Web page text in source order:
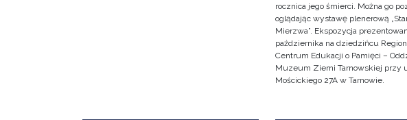
rocznica jego śmierci. Można go
oglądając wystawę plenerową
Mierzwa”. Ekspozycja
października na dziedzińcu
Centrum Edukacji o Pamięci –
Muzeum Ziemi Tarnowskiej przy
Mościckiego 27A w Tarnowie.